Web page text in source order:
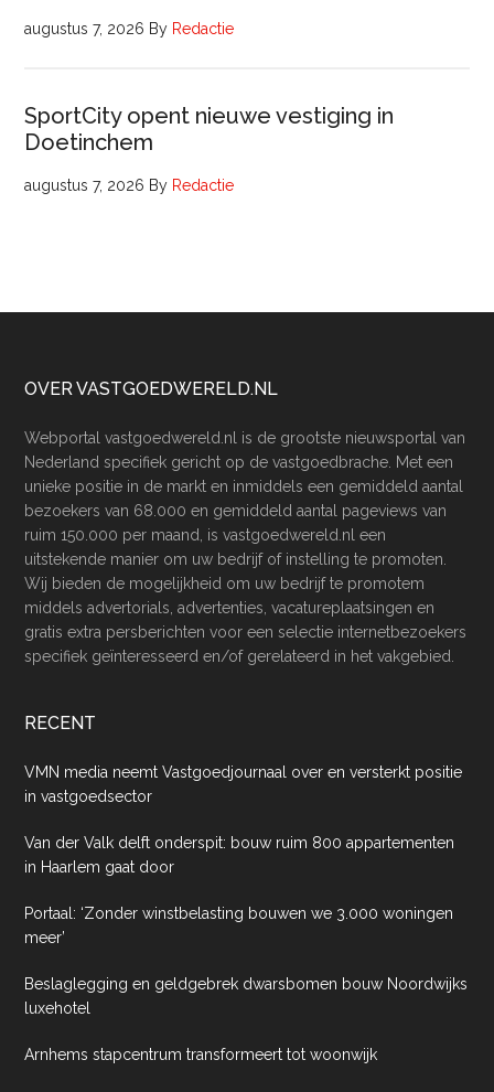
augustus 7, 2026 By Redactie
SportCity opent nieuwe vestiging in
Doetinchem
augustus 7, 2026 By Redactie
Footer
OVER VASTGOEDWERELD.NL
Webportal vastgoedwereld.nl is de grootste nieuwsportal van
Nederland specifiek gericht op de vastgoedbrache. Met een
unieke positie in de markt en inmiddels een gemiddeld aantal
bezoekers van 68.000 en gemiddeld aantal pageviews van
ruim 150.000 per maand, is vastgoedwereld.nl een
uitstekende manier om uw bedrijf of instelling te promoten.
Wij bieden de mogelijkheid om uw bedrijf te promotem
middels advertorials, advertenties, vacatureplaatsingen en
gratis extra persberichten voor een selectie internetbezoekers
specifiek geïnteresseerd en/of gerelateerd in het vakgebied.
RECENT
VMN media neemt Vastgoedjournaal over en versterkt positie
in vastgoedsector
Van der Valk delft onderspit: bouw ruim 800 appartementen
in Haarlem gaat door
Portaal: ‘Zonder winstbelasting bouwen we 3.000 woningen
meer’
Beslaglegging en geldgebrek dwarsbomen bouw Noordwijks
luxehotel
Arnhems stapcentrum transformeert tot woonwijk